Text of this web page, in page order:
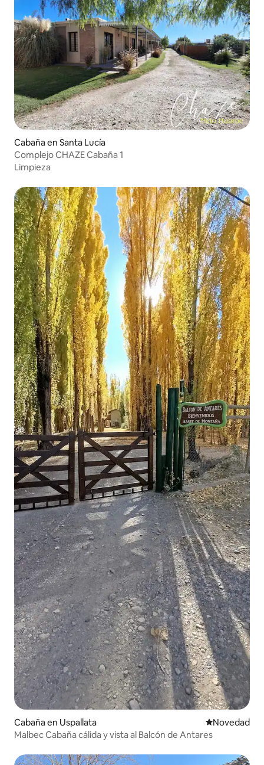
Cabaña en Santa Lucía
Complejo CHAZE Cabaña 1
Limpieza
Cabaña en Uspallata Lugar para
Novedad
Malbec Cabaña cálida y vista al Balcón de Antares